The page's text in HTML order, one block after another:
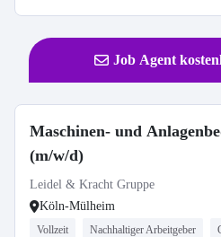
Job Agent
Maschinen- und
(m/w/d)
Leidel & Kracht Gruppe
Köln-Mülheim
Vollzeit Nachhaltiger Arbeitgeber